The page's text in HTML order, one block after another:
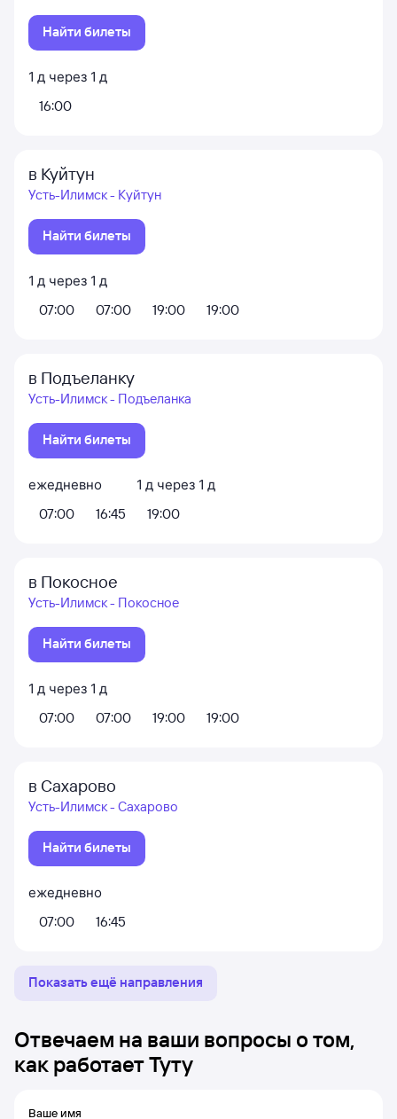
Найти билеты
1 д через 1 д
16:00
в Куйтун
Усть-Илимск - Куйтун
Найти билеты
1 д через 1 д
07:00
07:00 19:00 19:00
в Подъеланку
Усть-Илимск - Подъеланка
Найти билеты
ежедневно
07:00
16:45
1 д через 1 д
19:00
в Покосное
Усть-Илимск - Покосное
Найти билеты
1 д через 1 д
07:00
07:00 19:00 19:00
в Сахарово
Усть-Илимск - Сахарово
Найти билеты
ежедневно
07:00
16:45
Показать ещё направления
Отвечаем на ваши вопросы о том,
как работает Туту
Ваше имя